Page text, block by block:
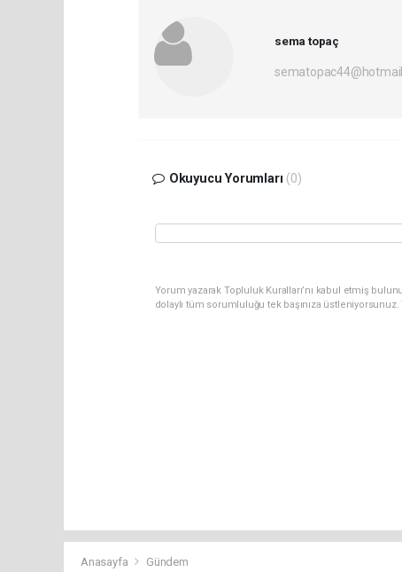
sema topaç
Okuyucu Yorumları (0)
Yorum yazarak Topluluk Kuralları’nı kabul etmiş
dolaylı tüm sorumluluğu tek başınıza
Anasayfa Gündem